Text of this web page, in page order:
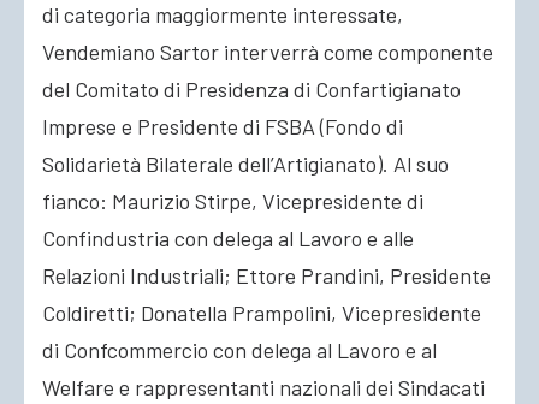
di categoria maggiormente interessate,
Vendemiano Sartor interverrà come componente
del Comitato di Presidenza di Confartigianato
Imprese e Presidente di FSBA (Fondo di
Solidarietà Bilaterale dell’Artigianato). Al suo
fianco: Maurizio Stirpe, Vicepresidente di
Confindustria con delega al Lavoro e alle
Relazioni Industriali; Ettore Prandini, Presidente
Coldiretti; Donatella Prampolini, Vicepresidente
di Confcommercio con delega al Lavoro e al
Welfare e rappresentanti nazionali dei Sindacati